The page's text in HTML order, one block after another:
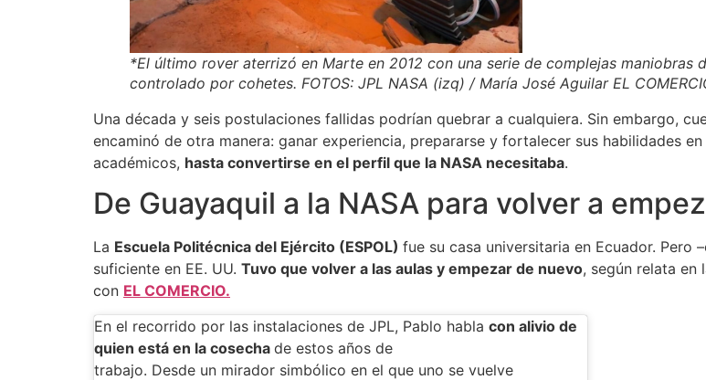
*El último rover aterrizó en Marte en 2012 con una serie de complejas maniobras
controlado por cohetes. FOTOS: JPL NASA (izq) / María José Aguilar EL
Una década y seis postulaciones fallidas podrían quebrar a cualquiera. Sin embargo,
encaminó de otra manera: ganar experiencia, prepararse y fortalecer sus habilidades
académicos, hasta convertirse en el perfil que la NASA necesitaba.
De Guayaquil a la NASA para volver a
La Escuela Politécnica del Ejército (ESPOL) fue su casa universitaria en Ecuador.
suficiente en EE. UU. Tuvo que volver a las aulas y empezar de nuevo, según relata
con EL COMERCIO.
En el recorrido por las instalaciones de JPL, Pablo habla con alivio de
quien está en la cosecha de estos años de
trabajo. Desde un mirador simbólico en el que uno se vuelve